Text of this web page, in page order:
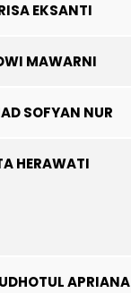
EKSANTI
MAWARNI
SOFYAN NUR
HERAWATI
APRIANA